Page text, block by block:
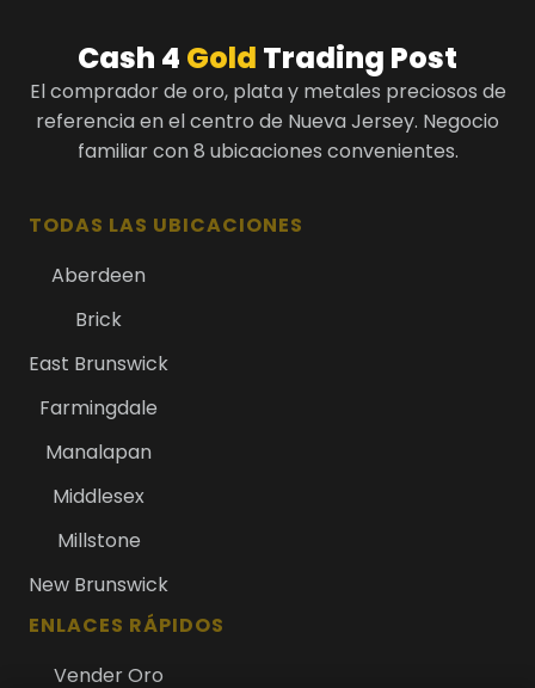
Cash 4 Gold Trading Post
El comprador de oro, plata y metales preciosos de
referencia en el centro de Nueva Jersey. Negocio
familiar con 8 ubicaciones convenientes.
TODAS LAS UBICACIONES
Aberdeen
Brick
East Brunswick
Farmingdale
Manalapan
Middlesex
Millstone
New Brunswick
ENLACES RÁPIDOS
Vender Oro